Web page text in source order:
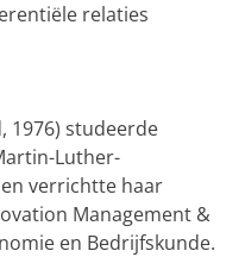
relaties
1976) studeerde
Luther-
verrichtte haar
Management &
en Bedrijfskunde.